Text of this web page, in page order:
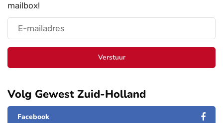
mailbox!
Verstuur
Volg Gewest Zuid-Holland
Facebook